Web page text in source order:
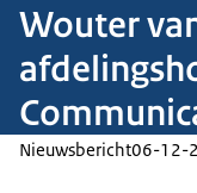
Wouter
Nieuwsbericht06-12-